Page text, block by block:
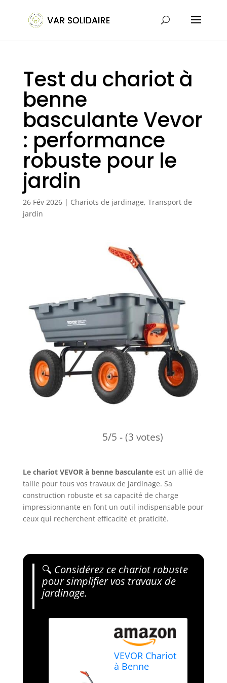
Test du chariot à
benne
basculante Vevor
: performance
robuste pour le
jardin
26 Fév 2026| Chariots de jardinage, Transport de
jardin
5/5 - (3 votes)
Le chariot VEVOR à benne basculanteest un allié de
taille pour tous vos travaux de jardinage. Sa
construction robuste et sa capacité de charge
impressionnante en font un outil indispensable pour
ceux qui recherchent efficacité et praticité.
🔍 Considérez ce chariot robuste
pour simplifier vos travaux de
jardinage.
VEVOR Chariot
à Benne